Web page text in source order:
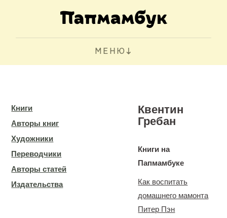
МЕНЮ
Книги
Авторы книг
Художники
Переводчики
Авторы статей
Издательства
Квентин
Гребан
Книги на
Папмамбуке
Как воспитать
домашнего мамонта
Питер Пэн